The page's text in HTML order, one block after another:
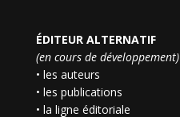
ÉDITEUR ALTERNATIF
(en cours de développement)
• les auteurs
• les publications
• la ligne éditoriale